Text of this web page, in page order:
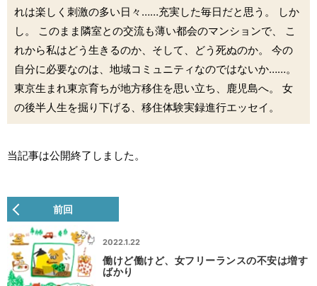
れは楽しく刺激の多い日々……充実した毎日だと思う。 しか
し。 このまま隣室との交流も薄い都会のマンションで、 こ
れから私はどう生きるのか、そして、どう死ぬのか。 今の
自分に必要なのは、地域コミュニティなのではないか……。
東京生まれ東京育ちが地方移住を思い立ち、鹿児島へ。 女
の後半人生を掘り下げる、移住体験実録進行エッセイ。
当記事は公開終了しました。
前回
2022.1.22
働けど働けど、女フリーランスの不安は増す
ばかり